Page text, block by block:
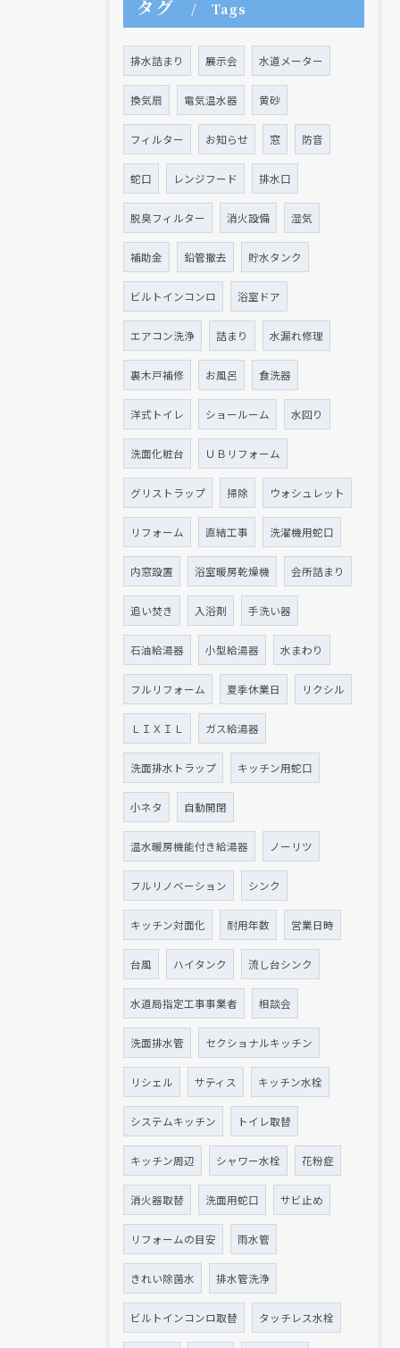
タグ Tags
排水詰まり 展示会 水道メーター
換気扇 電気温水器 黄砂
フィルター お知らせ 窓 防音
蛇口 レンジフード 排水口
脱臭フィルター 消火設備 湿気
補助金 鉛管撤去 貯水タンク
ビルトインコンロ 浴室ドア
エアコン洗浄 詰まり 水漏れ修理
裏木戸補修 お風呂 食洗器
洋式トイレ ショールーム 水回り
洗面化粧台 ＵＢリフォーム
グリストラップ 掃除 ウォシュレット
リフォーム 直結工事 洗濯機用蛇口
内窓設置 浴室暖房乾燥機 会所詰まり
追い焚き 入浴剤 手洗い器
石油給湯器 小型給湯器 水まわり
フルリフォーム 夏季休業日 リクシル
ＬＩＸＩＬ ガス給湯器
洗面排水トラップ キッチン用蛇口
小ネタ 自動開閉
温水暖房機能付き給湯器 ノーリツ
フルリノベーション シンク
キッチン対面化 耐用年数 営業日時
台風 ハイタンク 流し台シンク
水道局指定工事事業者 相談会
洗面排水管 セクショナルキッチン
リシェル サティス キッチン水栓
システムキッチン トイレ取替
キッチン周辺 シャワー水栓 花粉症
消火器取替 洗面用蛇口 サビ止め
リフォームの目安 雨水管
きれい除菌水 排水管洗浄
ビルトインコンロ取替 タッチレス水栓
現在、新聞に入っている折込チラシです。
クリックでチラシのページにジャンプします
現在、新聞に入っている折込チラシです。
クリックでチラシのページにジャンプします